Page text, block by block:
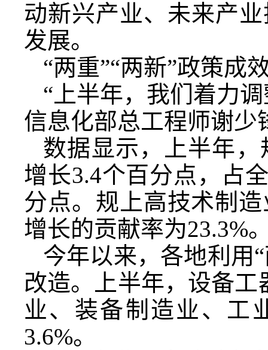
动新兴产业、未来产
发展。
“两重”“两新”政策成
“上半年，我们着力
信息化部总工程师谢少
数据显示，上半年
增长3.4个百分点，占
分点。规上高技术制
增长的贡献率为23.3%
今年以来，各地利用
改造。上半年，设备工
业、装备制造业、工
3.6%。